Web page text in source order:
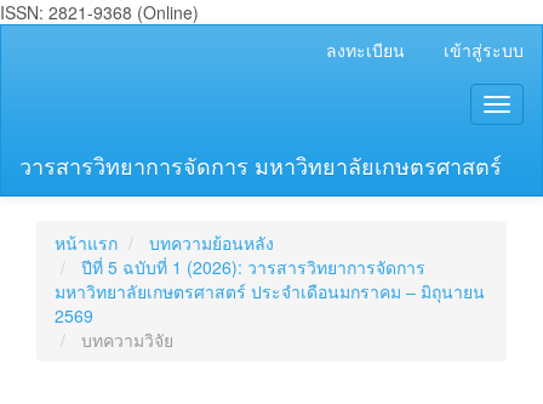
ISSN: 2821-9368 (Online)
##plugins.themes.bootstrap3.accessible_menu.main_content##
##plugins.themes.bootstrap3.accessible_menu.sidebar##
ลงทะเบียน เข้าสู่ระบบ
วารสารวิทยาการจัดการ มหาวิทยาลัยเกษตรศาสตร์
หน้าแรก
บทความย้อนหลัง
ปีที่ 5 ฉบับที่ 1 (2026): วารสารวิทยาการจัดการ
มหาวิทยาลัยเกษตรศาสตร์ ประจำเดือนมกราคม – มิถุนายน
2569
บทความวิจัย